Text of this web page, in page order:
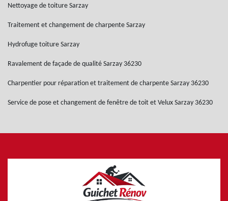
Nettoyage de toiture Sarzay
Traitement et changement de charpente Sarzay
Hydrofuge toiture Sarzay
Ravalement de façade de qualité Sarzay 36230
Charpentier pour réparation et traitement de charpente Sarzay 36230
Service de pose et changement de fenêtre de toit et Velux Sarzay 36230